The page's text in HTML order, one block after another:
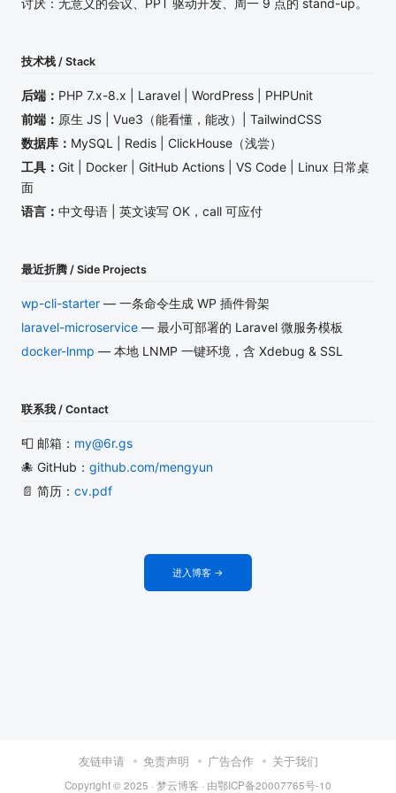
讨厌：无意义的会议、PPT 驱动开发、周一 9 点的 stand-up。
技术栈 / Stack
后端： PHP 7.x-8.x | Laravel | WordPress | PHPUnit
前端： 原生 JS | Vue3（能看懂，能改）| TailwindCSS
数据库： MySQL | Redis | ClickHouse（浅尝）
工具： Git | Docker | GitHub Actions | VS Code | Linux 日常桌
面
语言： 中文母语 | 英文读写 OK，call 可应付
最近折腾 / Side Projects
wp-cli-starter — 一条命令生成 WP 插件骨架
laravel-microservice — 最小可部署的 Laravel 微服务模板
docker-lnmp — 本地 LNMP 一键环境，含 Xdebug & SSL
联系我 / Contact
📮 邮箱： my@6r.gs
🐙 GitHub： github.com/mengyun
📄 简历： cv.pdf
进入博客 →
友链申请 免责声明 广告合作 关于我们
Copyright © 2025 · 梦云博客 · 由鄂ICP备20007765号-10